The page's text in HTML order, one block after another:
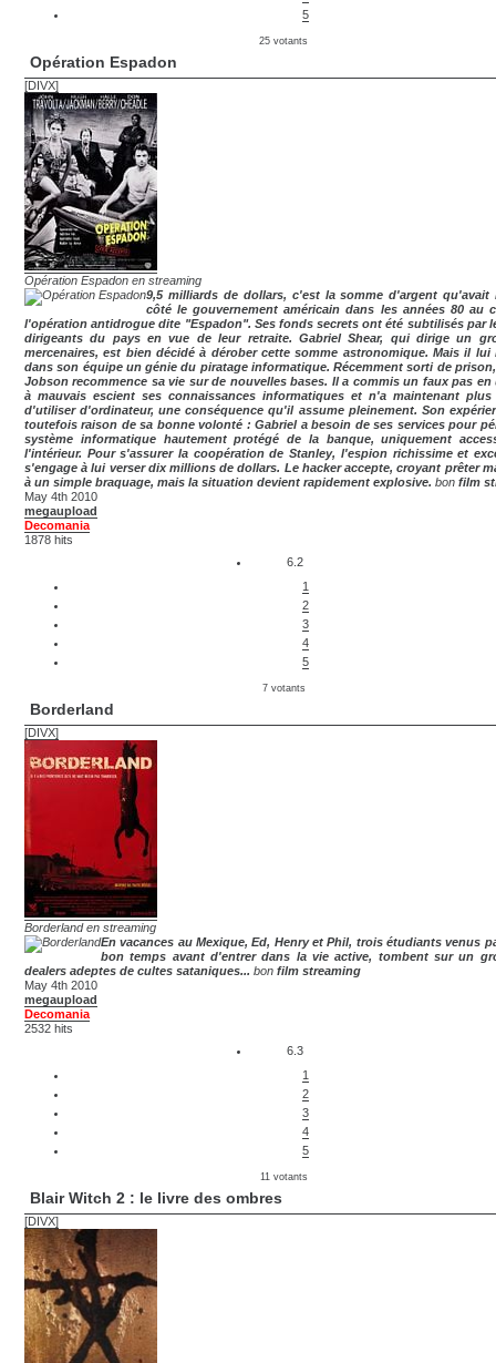
5
25 votants
Opération Espadon
[DIVX]
Opération Espadon en streaming
9,5 milliards de dollars, c'est la somme d'argent qu'avait
côté le gouvernement américain dans les années 80 au
l'opération antidrogue dite "Espadon". Ses fonds secrets ont été subtilisés par
dirigeants du pays en vue de leur retraite. Gabriel Shear, qui dirige un
mercenaires, est bien décidé à dérober cette somme astronomique. Mais il lui
dans son équipe un génie du piratage informatique. Récemment sorti de
Jobson recommence sa vie sur de nouvelles bases. Il a commis un faux pas
à mauvais escient ses connaissances informatiques et n'a maintenant
d'utiliser d'ordinateur, une conséquence qu'il assume pleinement. Son
toutefois raison de sa bonne volonté : Gabriel a besoin de ses services pour
système informatique hautement protégé de la banque, uniquement
l'intérieur. Pour s'assurer la coopération de Stanley, l'espion richissime et
s'engage à lui verser dix millions de dollars. Le hacker accepte, croyant prêter
à un simple braquage, mais la situation devient rapidement explosive. bon film
May 4th 2010
megaupload
Decomania
1878 hits
6.2
1
2
3
4
5
7 votants
Borderland
[DIVX]
Borderland en streaming
En vacances au Mexique, Ed, Henry et Phil, trois étudiants venus
bon temps avant d'entrer dans la vie active, tombent sur un
dealers adeptes de cultes sataniques... bon film streaming
May 4th 2010
megaupload
Decomania
2532 hits
6.3
1
2
3
4
5
11 votants
Blair Witch 2 : le livre des ombres
[DIVX]